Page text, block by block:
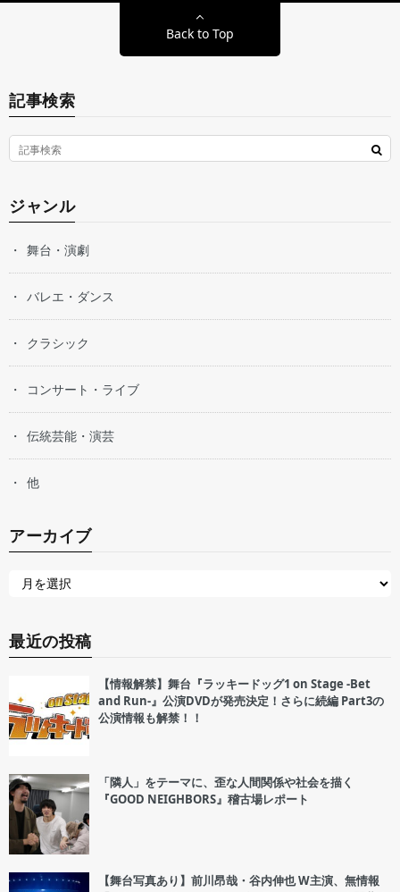
Back to Top
記事検索
ジャンル
舞台・演劇
バレエ・ダンス
クラシック
コンサート・ライブ
伝統芸能・演芸
他
アーカイブ
最近の投稿
【情報解禁】舞台『ラッキードッグ1 on Stage -Bet
and Run-』公演DVDが発売決定！さらに続編 Part3の
公演情報も解禁！！
「隣人」をテーマに、歪な人間関係や社会を描く
『GOOD NEIGHBORS』稽古場レポート
【舞台写真あり】前川昂哉・谷内伸也 W主演、無情報